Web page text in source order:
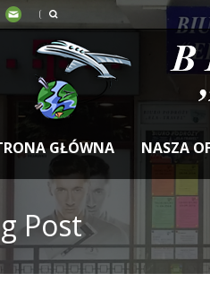
GŁÓWNA NASZA
Post